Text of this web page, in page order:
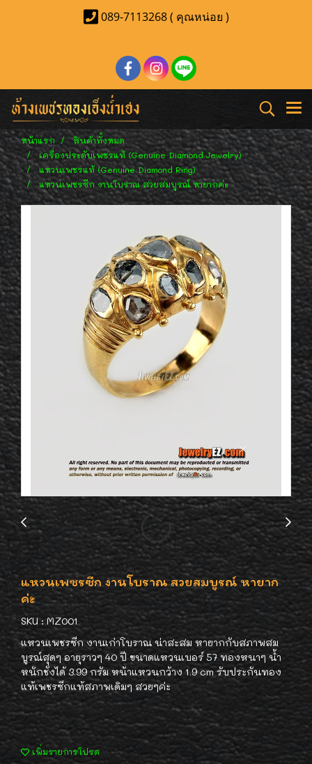
089-7113268 ( คุณหน่อย )
หน้าแรก
สินค้าทั้งหมด
เครื่องประดับเพชรแท้ (Genuine Diamond Jewelry)
แหวนเพชรแท้ (Genuine Diamond Ring)
แหวนเพชรซีก งานโบราณ สวยสมบูรณ์ หายากค่ะ
แหวนเพชรซีก งานโบราณ สวยสมบูรณ์ หายาก
ค่ะ
SKU : MZ001
แหวนเพชรซีก งานเก่าโบราณ น่าสะสม หายากกับสภาพสม
บูรณ์สุดๆ อายุราวๆ 40 ปี ขนาดแหวนเบอร์ 57 ทองหนาๆ น้ำ
หนักชั่งได้ 3.99 กรัม หน้าแหวนกว้าง 1.9 cm รับประกันทอง
แท้เพชรซีกแท้สภาพเดิมๆ สวยๆค่ะ
เพิ่มรายการโปรด